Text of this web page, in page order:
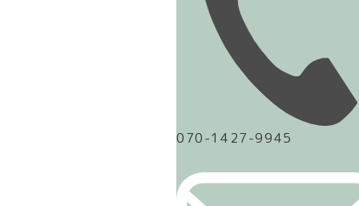
070-1427-9945